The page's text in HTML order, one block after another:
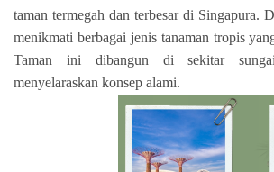
taman termegah dan terbesar di Singapura.
menikmati berbagai jenis tanaman tropis
Taman ini dibangun di sekitar
menyelaraskan konsep alami.